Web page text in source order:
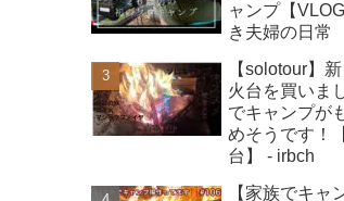
ャンプ【
き夫婦の日常
【solotour】
火台を買いま
でキャンプが
めそうです！
台】 - irbch
【家族でキャ